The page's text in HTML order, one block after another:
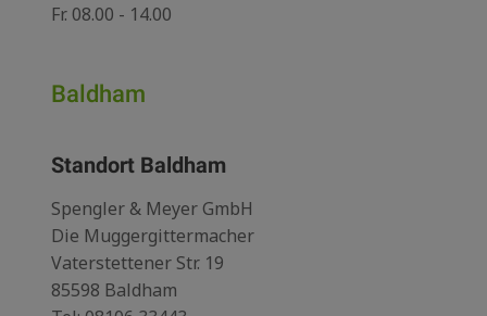
Fr. 08.00 - 14.00
Baldham
Standort Baldham
Spengler & Meyer GmbH
Die Muggergittermacher
Vaterstettener Str. 19
85598 Baldham